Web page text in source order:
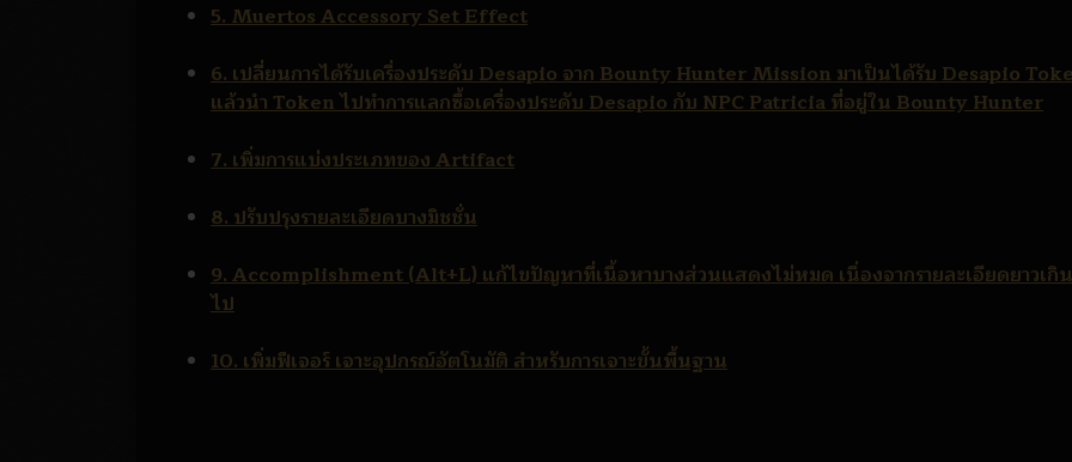
5. Muertos Accessory Set Effect
6. เปลี่ยนการได้รับเครื่องประดับ Desapio จาก Bounty Hunter Mission มาเป็นได้รับ Desapio
แล้วนำ Token ไปทำการแลกซื้อเครื่องประดับ Desapio กับ NPC Patricia ที่อยู่ใน Bounty Hunter
7. เพิ่มการแบ่งประเภทของ Artifact
8. ปรับปรุงรายละเอียดบางมิชชั่น
9. Accomplishment (Alt+L) แก้ไขปัญหาที่เนื้อหาบางส่วนแสดงไม่หมด เนื่องจากรายละเอียดยาวเกิน
ไป
10. เพิ่มฟีเจอร์ เจาะอุปกรณ์อัตโนมัติ สำหรับการเจาะขั้นพื้นฐาน